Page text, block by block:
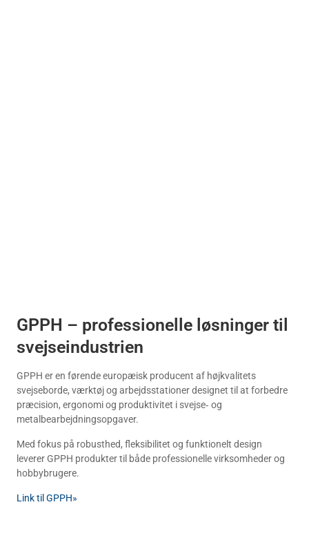
GPPH – professionelle løsninger til
svejseindustrien
GPPH er en førende europæisk producent af højkvalitets
svejseborde, værktøj og arbejdsstationer designet til at forbedre
præcision, ergonomi og produktivitet i svejse‑ og
metalbearbejdningsopgaver.
Med fokus på robusthed, fleksibilitet og funktionelt design
leverer GPPH produkter til både professionelle virksomheder og
hobbybrugere.
Link til GPPH»